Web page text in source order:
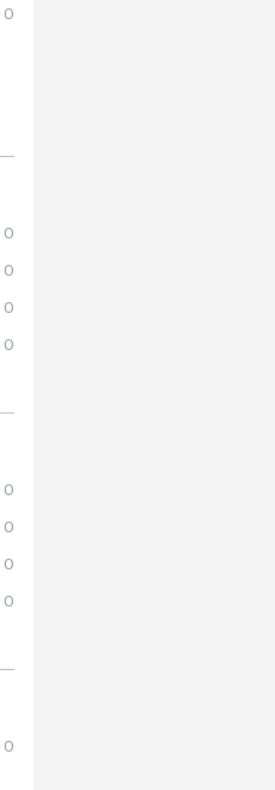
0
0
0
0
0
0
0
0
0
0